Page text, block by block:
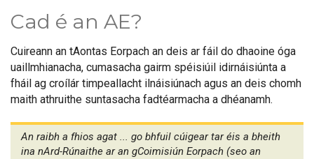
Cad é an AE?
Cuireann an tAontas Eorpach an deis ar fáil do dhaoine óga
uaillmhianacha, cumasacha gairm spéisiúil idirnáisiúnta a
fháil ag croílár timpeallacht ilnáisiúnach agus an deis chomh
maith athruithe suntasacha fadtéarmacha a dhéanamh.
An raibh a fhios agat ... go bhfuil cúigear tar éis a bheith
ina nArd-Rúnaithe ar an gCoimisiún Eorpach (seo an